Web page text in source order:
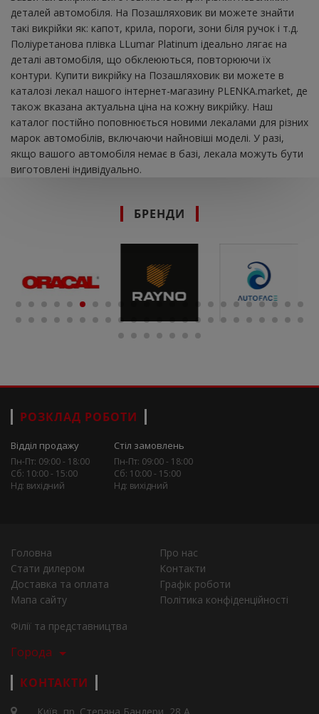
деталей автомобіля. На Позашляховик ви можете знайти
такі викрійки як: капот, крила, пороги, зони біля ручок і т.д.
Поліуретанова плівка LLumar Platinum ідеально лягає на
деталі автомобіля, що обклеюються, повторюючи їх
контури. Купити викрійку на Позашляховик ви можете в
каталозі лекал нашого інтернет-магазину PLENKA.market, де
також вказана актуальна ціна на кожну викрійку. Наш
каталог постійно поповнюється новими лекалами для різних
марок автомобілів, включаючи найновіші моделі. У разі,
якщо вашого автомобіля немає в базі, лекала можуть бути
виготовлені індивідуально.
БРЕНДИ
РОЗКЛАД РОБОТИ
Відділ продажу
Пн-Пт: 09:00 - 18:00
Сб: 10:00 - 15:00
Нд: вихідний
Стіл замовлень
Пн-Пт: 09:00 - 18:00
Сб: 10:00 - 15:00
Нд: вихідний
Головна
Про нас
Стати дилером
Контакти
Доставка та оплата
Графік роботи
Мапа сайту
Політика конфіденційності
Філії та представництва
Города
КОНТАКТИ